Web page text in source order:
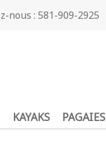
nous : 581-909-2925
KAYAKS PAGAIES